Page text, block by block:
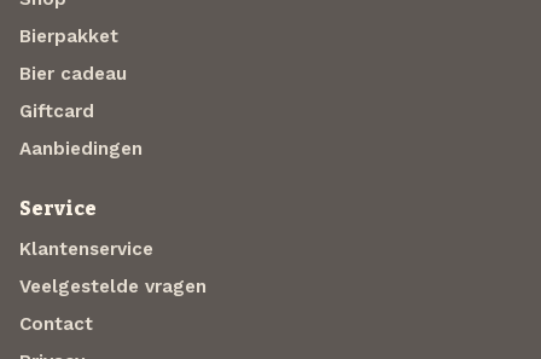
Bierpakket
Bier cadeau
Giftcard
Aanbiedingen
Service
Klantenservice
Veelgestelde vragen
Contact